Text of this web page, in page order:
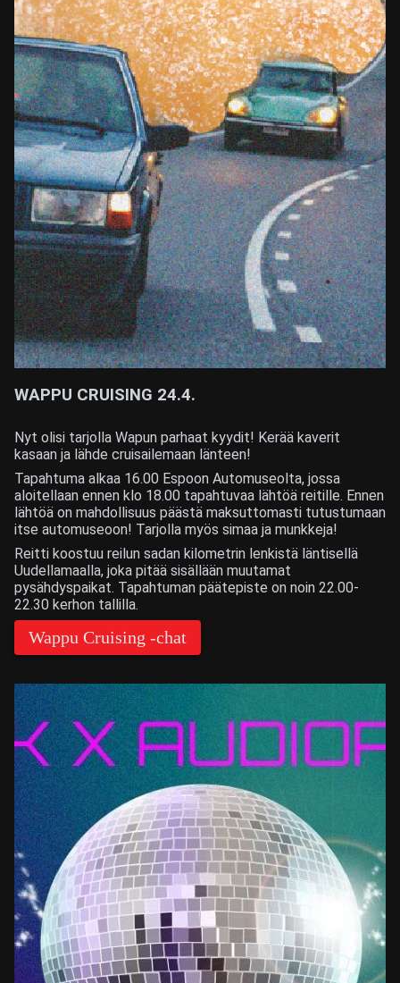
WAPPU CRUISING 24.4.
Nyt olisi tarjolla Wapun parhaat kyydit! Kerää kaverit
kasaan ja lähde cruisailemaan länteen!
Tapahtuma alkaa 16.00 Espoon Automuseolta, jossa
aloitellaan ennen klo 18.00 tapahtuvaa lähtöä reitille. Ennen
lähtöä on mahdollisuus päästä maksuttomasti tutustumaan
itse automuseoon! Tarjolla myös simaa ja munkkeja!
Reitti koostuu reilun sadan kilometrin lenkistä läntisellä
Uudellamaalla, joka pitää sisällään muutamat
pysähdyspaikat. Tapahtuman päätepiste on noin 22.00-
22.30 kerhon tallilla.
Wappu Cruising -chat